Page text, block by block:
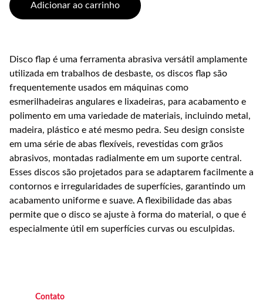
Adicionar ao carrinho
Disco flap é uma ferramenta abrasiva versátil amplamente
utilizada em trabalhos de desbaste, os discos flap são
frequentemente usados em máquinas como
esmerilhadeiras angulares e lixadeiras, para acabamento e
polimento em uma variedade de materiais, incluindo metal,
madeira, plástico e até mesmo pedra. Seu design consiste
em uma série de abas flexíveis, revestidas com grãos
abrasivos, montadas radialmente em um suporte central.
Esses discos são projetados para se adaptarem facilmente a
contornos e irregularidades de superfícies, garantindo um
acabamento uniforme e suave. A flexibilidade das abas
permite que o disco se ajuste à forma do material, o que é
especialmente útil em superfícies curvas ou esculpidas.
Contato